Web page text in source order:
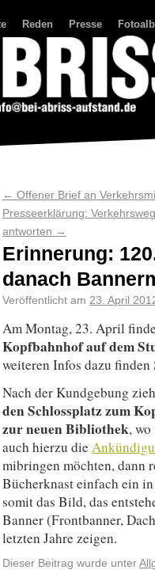
Reden Presse
← Offener Brief an
Presseerklärung:
antworten →
Erinnerung:
danach
Veröffentlicht am 23. April
Am Montag, 23. April
Kopfbahnhof auf dem
weiteren Infos dazu
Nach der Kundgebung
den Schlossplatz zum
zur neuen Bibliothek,
auch hierzu die
mibringen möchten, dann
Bücherknast einfach ein
somit das Bild, das
Banner (Frontbanner,
letzten Jahre zeigen.
Dieser Beitrag wurde unter